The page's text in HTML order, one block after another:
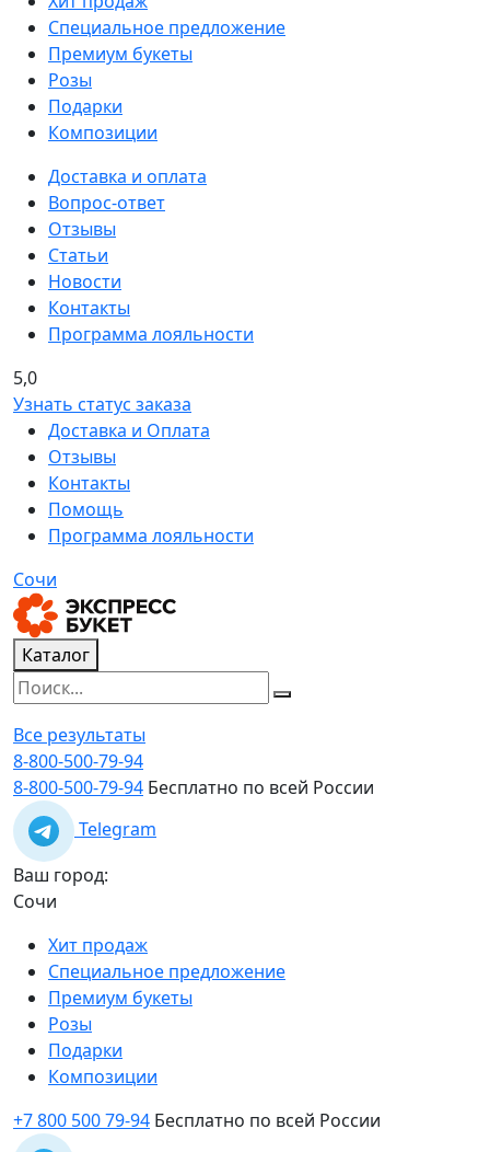
Специальное предложение
Премиум букеты
Розы
Подарки
Композиции
Доставка и оплата
Вопрос-ответ
Отзывы
Статьи
Новости
Контакты
Программа лояльности
5,0
Узнать статус заказа
Доставка и Оплата
Отзывы
Контакты
Помощь
Программа лояльности
Сочи
Каталог
Все результаты
8-800-500-79-94
8-800-500-79-94 Бесплатно по всей России
Telegram
Ваш город:
Сочи
Хит продаж
Специальное предложение
Премиум букеты
Розы
Подарки
Композиции
+7 800 500 79-94 Бесплатно по всей России